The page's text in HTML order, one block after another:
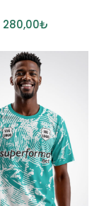
280,00₺